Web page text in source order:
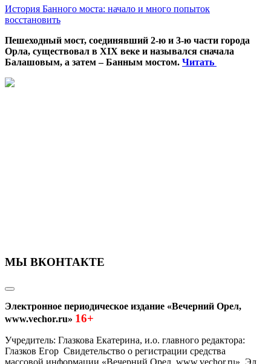
История Банного моста: начало и много попыток
восстановить
Пешеходный мост, соединявший 2-ю и 3-ю части города
Орла, существовал в XIX веке и назывался сначала
Балашовым, а затем – Банным мостом. Читать
МЫ ВКОНТАКТЕ
Электронное периодическое издание «Вечерний Орел,
www.vechor.ru» 16+
Учредитель: Глазкова Екатерина, и.о. главного редактора:
Глазков Егор Свидетельство о регистрации средства
массовой информации «Вечерний Орел, www.vechor.ru» Эл